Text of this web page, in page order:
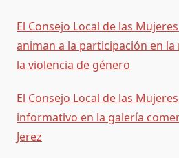
El Consejo Local de las
animan a la participación en
la violencia de género
El Consejo Local de las
informativo en la galería
Jerez